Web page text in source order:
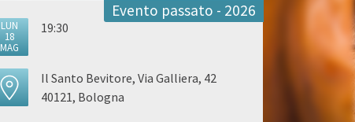
Evento passato - 2026
LUN
18
MAG
19:30
Il Santo Bevitore, Via Galliera, 42
40121, Bologna